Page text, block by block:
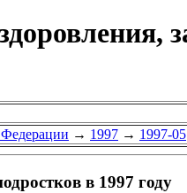
→ 1997 → 1997-05
в 1997 году